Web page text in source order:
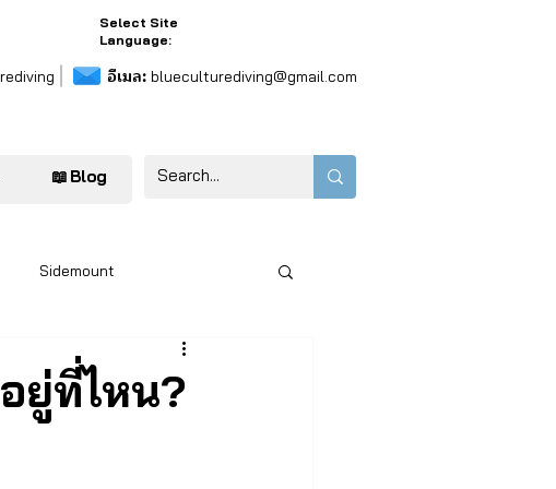
Select Site
Language:
อีเมล: blueculturediving@gmail.com
📖 Blog
Sidemount
ยู่ที่ไหน?